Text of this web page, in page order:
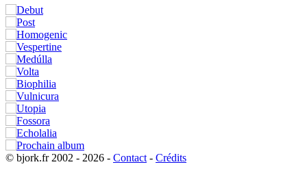
© bjork.fr 2002 - 2026 - Contact - Crédits